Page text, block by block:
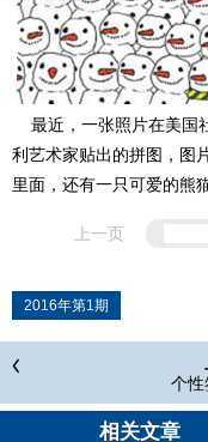
最近，一张照片在美国
利艺术家贴出的拼图，图
里面，还有一只可爱的熊
上一页
2016年第1期
个性
相关文章